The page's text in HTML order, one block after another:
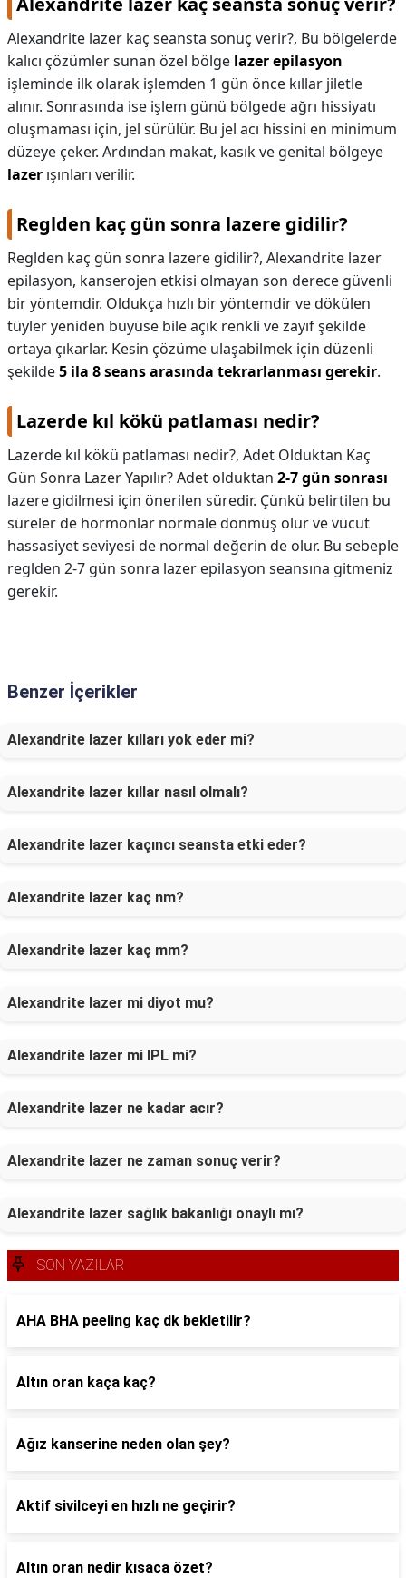
Alexandrite lazer kaç seansta sonuç verir?, Bu bölgelerde
kalıcı çözümler sunan özel bölge lazer epilasyon
işleminde ilk olarak işlemden 1 gün önce kıllar jiletle
alınır. Sonrasında ise işlem günü bölgede ağrı hissiyatı
oluşmaması için, jel sürülür. Bu jel acı hissini en minimum
düzeye çeker. Ardından makat, kasık ve genital bölgeye
lazer ışınları verilir.
Reglden kaç gün sonra lazere gidilir?
Reglden kaç gün sonra lazere gidilir?, Alexandrite lazer
epilasyon, kanserojen etkisi olmayan son derece güvenli
bir yöntemdir. Oldukça hızlı bir yöntemdir ve dökülen
tüyler yeniden büyüse bile açık renkli ve zayıf şekilde
ortaya çıkarlar. Kesin çözüme ulaşabilmek için düzenli
şekilde5 ila 8 seans arasında tekrarlanması gerekir.
Lazerde kıl kökü patlaması nedir?
Lazerde kıl kökü patlaması nedir?, Adet Olduktan Kaç
Gün Sonra Lazer Yapılır? Adet olduktan 2-7 gün sonrası
lazere gidilmesi için önerilen süredir. Çünkü belirtilen bu
süreler de hormonlar normale dönmüş olur ve vücut
hassasiyet seviyesi de normal değerin de olur. Bu sebeple
reglden 2-7 gün sonra lazer epilasyon seansına gitmeniz
gerekir.
Benzer İçerikler
Alexandrite lazer kılları yok eder mi?
Alexandrite lazer kıllar nasıl olmalı?
Alexandrite lazer kaçıncı seansta etki eder?
Alexandrite lazer kaç nm?
Alexandrite lazer kaç mm?
Alexandrite lazer mi diyot mu?
Alexandrite lazer mi IPL mi?
Alexandrite lazer ne kadar acır?
Alexandrite lazer ne zaman sonuç verir?
Alexandrite lazer sağlık bakanlığı onaylı mı?
SON YAZILAR
AHA BHA peeling kaç dk bekletilir?
Altın oran kaça kaç?
Ağız kanserine neden olan şey?
Aktif sivilceyi en hızlı ne geçirir?
Altın oran nedir kısaca özet?